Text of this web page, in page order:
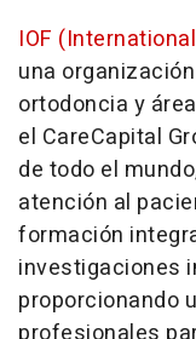
IOF
una
ortodoncia y
el CareCapital
de todo el
atención al
formación
investigaciones
proporcionando